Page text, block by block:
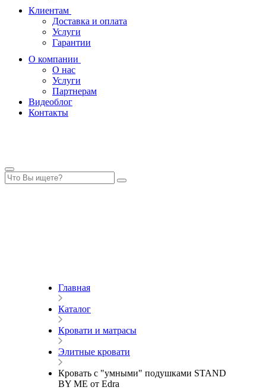
Клиентам
Доставка и оплата
Услуги
Гарантии
О компании
О нас
Услуги
Партнерам
Видеоблог
Контакты
Главная
Каталог
Кровати и матрасы
Элитные кровати
Кровать с "умными" подушками STAND
BY ME от Edra